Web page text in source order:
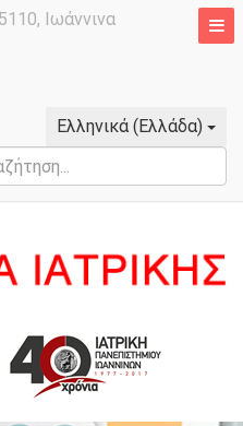
Ιωάννινα
Ελληνικά (Ελλάδα)